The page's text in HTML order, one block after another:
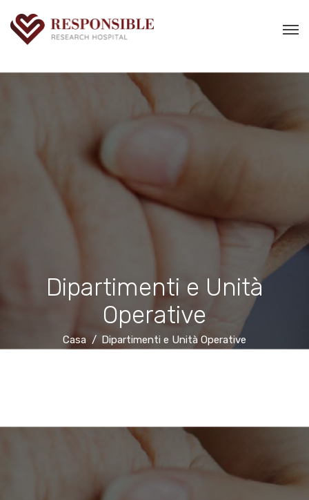
Dipartimenti e Unità
Operative
Casa Dipartimenti e Unità Operative